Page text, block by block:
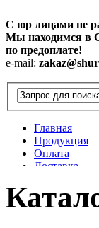
С юр лицами не
Мы находимся в
по предоплате!
e-mail:
Главная
Продукция
Оплата
Доставка
Статьи